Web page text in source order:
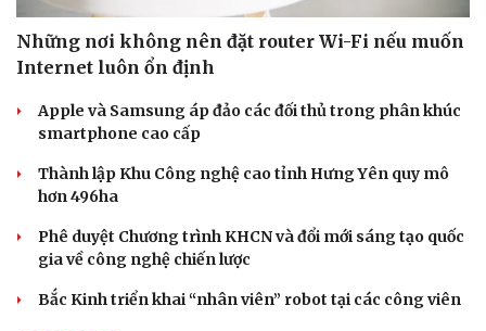
Sức khỏe
Đời sống
Những nơi không nên đặt router Wi-Fi nếu muốn
Internet luôn ổn định
Apple và Samsung áp đảo các đối thủ trong phân khúc
smartphone cao cấp
Thành lập Khu Công nghệ cao tỉnh Hưng Yên quy mô
hơn 496ha
Phê duyệt Chương trình KHCN và đổi mới sáng tạo quốc
gia về công nghệ chiến lược
Bắc Kinh triển khai “nhân viên” robot tại các công viên